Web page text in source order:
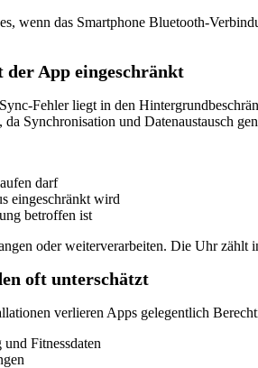
wenn das Smartphone Bluetooth-
App eingeschränkt
Fehler liegt in den
da Synchronisation und Datenaustausch
darf
eingeschränkt wird
betroffen ist
oder weiterverarbeiten. Die Uhr zählt
oft unterschätzt
verlieren Apps gelegentlich
Fitnessdaten